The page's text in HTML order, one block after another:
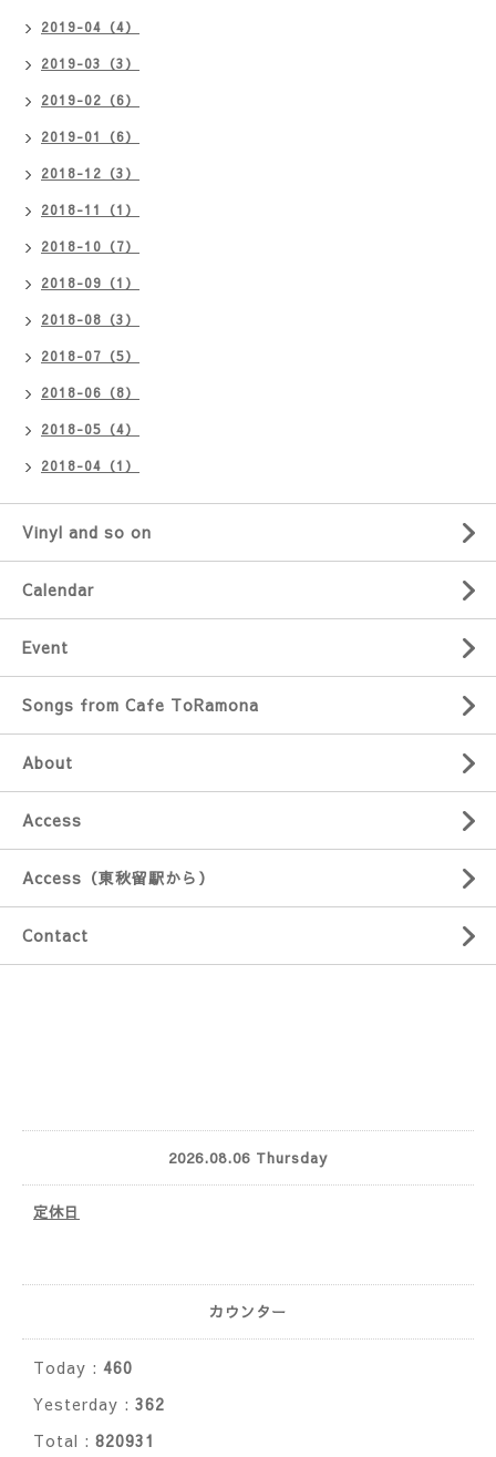
2019-04（4）
2019-03（3）
2019-02（6）
2019-01（6）
2018-12（3）
2018-11（1）
2018-10（7）
2018-09（1）
2018-08（3）
2018-07（5）
2018-06（8）
2018-05（4）
2018-04（1）
Vinyl and so on
Calendar
Event
Songs from Cafe ToRamona
About
Access
Access（東秋留駅から）
Contact
2026.08.06 Thursday
定休日
カウンター
Today : 460
Yesterday : 362
Total : 820931